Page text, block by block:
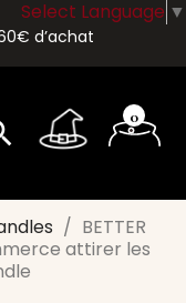
d’achat
0
BETTER
attirer les
Select Language ▼